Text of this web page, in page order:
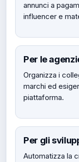
annunci a
influencer e
Per le
Organizza i
marchi ed
piattaforma.
Per gli
Automatizza la